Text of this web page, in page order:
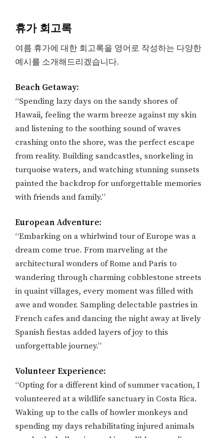
휴가 회고록
여름 휴가에 대한 회고록을 영어로 작성하는 다양한
예시를 소개해드리겠습니다.
Beach Getaway:
“Spending lazy days on the sandy shores of
Hawaii, feeling the warm breeze against my skin
and listening to the soothing sound of waves
crashing onto the shore, was the perfect escape
from reality. Building sandcastles, snorkeling in
turquoise waters, and watching stunning sunsets
painted the backdrop for unforgettable memories
with friends and family.”
European Adventure:
“Embarking on a whirlwind tour of Europe was a
dream come true. From marveling at the
architectural wonders of Rome and Paris to
wandering through charming cobblestone streets
in quaint villages, every moment was filled with
awe and wonder. Sampling delectable pastries in
French cafes and dancing the night away at lively
Spanish fiestas added layers of joy to this
unforgettable journey.”
Volunteer Experience:
“Opting for a different kind of summer vacation, I
volunteered at a wildlife sanctuary in Costa Rica.
Waking up to the calls of howler monkeys and
spending my days rehabilitating injured animals